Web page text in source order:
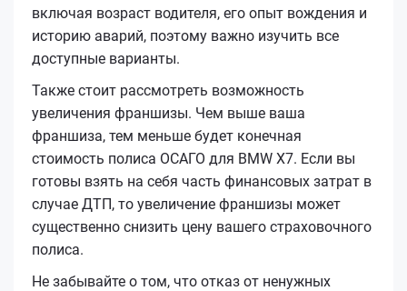
включая возраст водителя, его опыт вождения и
историю аварий, поэтому важно изучить все
доступные варианты.
Также стоит рассмотреть возможность
увеличения франшизы. Чем выше ваша
франшиза, тем меньше будет конечная
стоимость полиса ОСАГО для BMW X7. Если вы
готовы взять на себя часть финансовых затрат в
случае ДТП, то увеличение франшизы может
существенно снизить цену вашего страховочного
полиса.
Не забывайте о том, что отказ от ненужных